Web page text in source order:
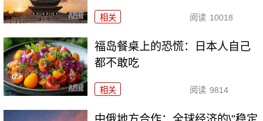
相关 阅读 10018
福岛餐桌上的恐慌：日本人自己
都不敢吃
相关 阅读 9814